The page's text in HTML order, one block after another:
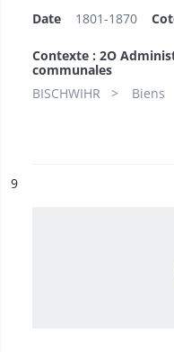
Date 1801-1870
Contexte : 2O
communales
BISCHWIHR
Biens
n°
9